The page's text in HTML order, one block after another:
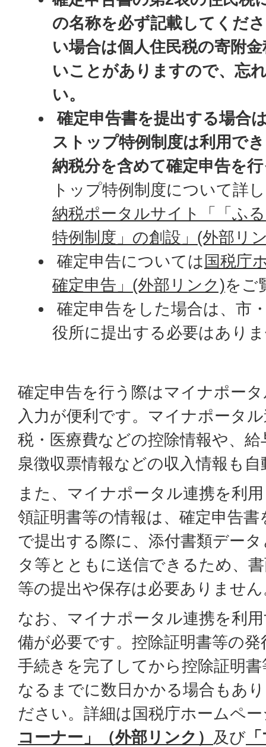
の名称を必ず記載してくだ
い場合は個人住民税の寄附
いことがありますので、忘
い。
確定申告書を提出する場合
ストップ特例制度は利用で
納税分を含めて確定申告を
トップ特例制度について詳
納税ポータルサイト「「ふ
特例制度」の創設」(外部リ
確定申告については 国税庁
確定申告」(外部リンク)をご
確定申告をした場合は、市
役所に提出する必要はあり
確定申告を行う際はマイナポー
入力が便利です。マイナポータ
税・医療費などの控除情報や、
泉徴収票情報などの収入情報も
また、マイナポータル連携を利
領証明書等の情報は、確定申告書
で提出する際に、添付書類デー
タ等とともに送信できるため、
等の提出や保存は必要ありませ
なお、マイナポータル連携を利
備が必要です。控除証明書等の
手続きを完了してから控除証明
なるまでに数日かかる場合もあ
ださい。詳細は国税庁ホームペ
コーナー」
（外部リンク） 及び